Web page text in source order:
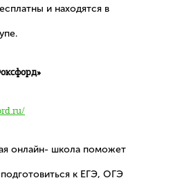
и находятся в
онлайн- школа поможет
к ЕГЭ, ОГЭ